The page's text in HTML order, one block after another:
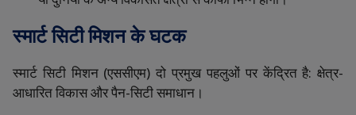
स्मार्टसिटीमिशनकेघटक
स्मार्ट सिटी मिशन(एससीएम)दो प्रमुख पहलुओं पर केंद्रित है:क्षेत्र-
आधारितविकासऔरपैन-सिटीसमाधान।